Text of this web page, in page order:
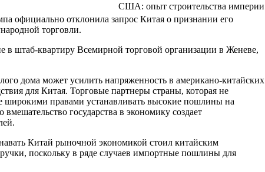
США: опыт строительства империи
официально отклонила запрос Китая о признании его
торговли.
штаб-квартиру Всемирной торговой организации в Женеве,
дома может усилить напряженность в американо-китайских
для Китая. Торговые партнеры страны, которая не
широкими правами устанавливать высокие пошлины на
государства в экономику создает
Китай рыночной экономикой стоил китайским
поскольку в ряде случаев импортные пошлины для